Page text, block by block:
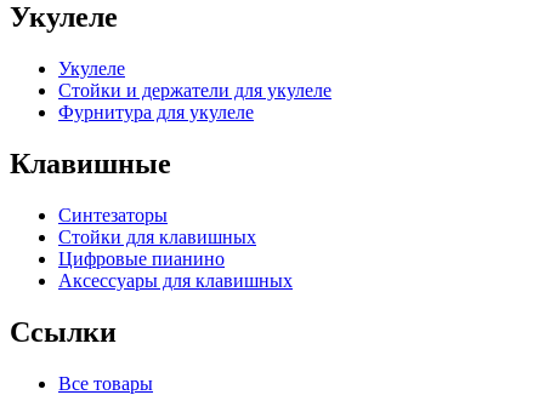
Укулеле
Укулеле
Стойки и держатели для укулеле
Фурнитура для укулеле
Клавишные
Синтезаторы
Стойки для клавишных
Цифровые пианино
Аксессуары для клавишных
Ссылки
Все товары